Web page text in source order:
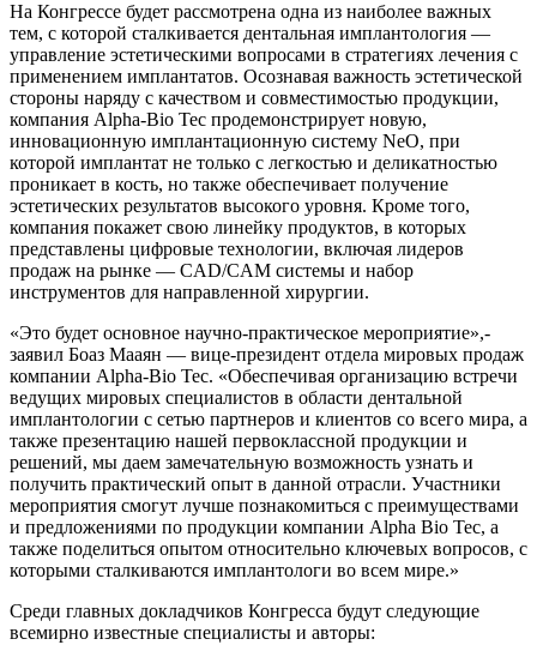
На Конгрессе будет рассмотрена одна из наиболее важных
тем, с которой сталкивается дентальная имплантология —
управление эстетическими вопросами в стратегиях лечения с
применением имплантатов. Осознавая важность эстетической
стороны наряду с качеством и совместимостью продукции,
компания Alpha-Bio Tec продемонстрирует новую,
инновационную имплантационную систему NeO, при
которой имплантат не только с легкостью и деликатностью
проникает в кость, но также обеспечивает получение
эстетических результатов высокого уровня. Кроме того,
компания покажет свою линейку продуктов, в которых
представлены цифровые технологии, включая лидеров
продаж на рынке — CAD/CAM системы и набор
инструментов для направленной хирургии.
«Это будет основное научно-практическое мероприятие»,-
заявил Боаз Мааян — вице-президент отдела мировых продаж
компании Alpha-Bio Tec. «Обеспечивая организацию встречи
ведущих мировых специалистов в области дентальной
имплантологии с сетью партнеров и клиентов со всего мира, а
также презентацию нашей первоклассной продукции и
решений, мы даем замечательную возможность узнать и
получить практический опыт в данной отрасли. Участники
мероприятия смогут лучше познакомиться с преимуществами
и предложениями по продукции компании Alpha Bio Tec, а
также поделиться опытом относительно ключевых вопросов, с
которыми сталкиваются имплантологи во всем мире.»
Среди главных докладчиков Конгресса будут следующие
всемирно известные специалисты и авторы: